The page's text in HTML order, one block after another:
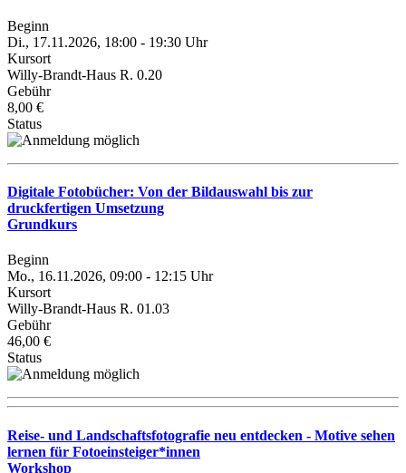
Beginn
Di., 17.11.2026, 18:00 - 19:30 Uhr
Kursort
Willy-Brandt-Haus R. 0.20
Gebühr
8,00 €
Status
Digitale Fotobücher: Von der Bildauswahl bis zur
druckfertigen Umsetzung
Grundkurs
Beginn
Mo., 16.11.2026, 09:00 - 12:15 Uhr
Kursort
Willy-Brandt-Haus R. 01.03
Gebühr
46,00 €
Status
Reise- und Landschaftsfotografie neu entdecken - Motive sehen
lernen für Fotoeinsteiger*innen
Workshop